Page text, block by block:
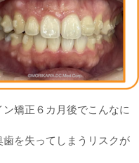
矯正６カ月後でこんなに
歯を失ってしまうリスクが